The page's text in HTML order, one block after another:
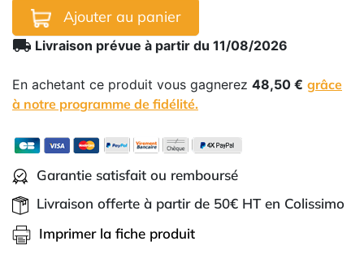
Ajouter au panier
local_shipping Livraison prévue à partir du 11/08/2026
En achetant ce produit vous gagnerez 48,50 € grâce
à notre programme de fidélité.
Garantie satisfait ou remboursé
Livraison offerte à partir de 50€ HT en Colissimo
Imprimer la fiche produit